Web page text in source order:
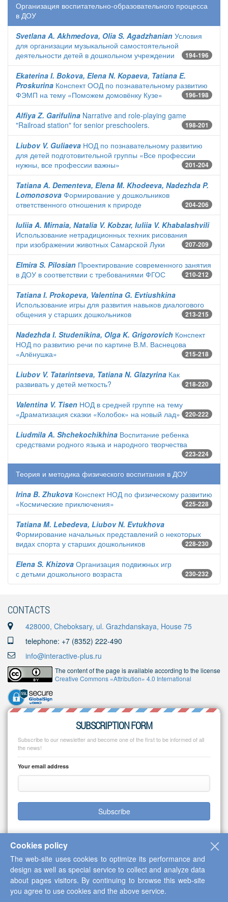
Организация воспитательно-образовательного процесса
в ДОУ
Svetlana A. Akhmedova, Olia S. Agadzhanian Условия
для организации музыкальной самостоятельной
деятельности детей в дошкольном учреждении
194-196
Ekaterina I. Bokova, Elena N. Kopaeva, Tatiana E.
Proskurina Конспект ООД по познавательному развитию
ФЭМП на тему «Поможем домовёнку Кузе»
196-198
Alfiya Z. Garifulina Narrative and role-playing game
"Railroad station" for senior preschoolers.
198-201
Liubov V. Guliaeva НОД по познавательному развитию
для детей подготовительной группы «Все профессии
нужны, все профессии важны»
201-204
Tatiana A. Dementeva, Elena M. Khodeeva, Nadezhda P.
Lomonosova Формирование у дошкольников
ответственного отношения к природе
204-206
Iuliia A. Mirnaia, Natalia V. Kobzar, Iuliia V. Khabalashvili
Использование нетрадиционных техник рисования
при изображении животных Самарской Луки
207-209
Elmira S. Pilosian Проектирование современного занятия
в ДОУ в соответствии с требованиями ФГОС
210-212
Tatiana I. Prokopeva, Valentina G. Evtiushkina
Использование игры для развития навыков диалогового
общения у старших дошкольников
213-215
Nadezhda I. Studenikina, Olga K. Grigorovich Конспект
НОД по развитию речи по картине В.М. Васнецова
«Алёнушка»
215-218
Liubov V. Tatarintseva, Tatiana N. Glazyrina Как
развивать у детей меткость?
218-220
Valentina V. Tisen НОД в средней группе на тему
«Драматизация сказки «Колобок» на новый лад»
220-222
Liudmila A. Shchekochikhina Воспитание ребенка
средствами родного языка и народного творчества
223-224
Теория и методика физического воспитания в ДОУ
Irina B. Zhukova Конспект НОД по физическому развитию
«Космические приключения»
225-228
Tatiana M. Lebedeva, Liubov N. Evtukhova
Формирование начальных представлений о некоторых
видах спорта у старших дошкольников
228-230
Elena S. Khizova Организация подвижных игр
с детьми дошкольного возраста
230-232
CONTACTS
428000, Cheboksary, ul. Grazhdanskaya, House 75
telephone: +7 (8352) 222-490
info@interactive-plus.ru
The content of the page is available according to the license
Creative Commons «Attribution» 4.0 International
SUBSCRIPTION FORM
Subscribe to our newsletter and become one of the first to be informed of all
the news!
Your email address
Subscribe
Copyright © 2013-2026 Scientific Cooperation Center "Interactive Plus"
Cookies policy
The web-site uses cookies to optimize its performance and
design as well as special service to collect and analyze data
about pages visitors. By continuing to browse this web-site
you agree to use cookies and the above service.